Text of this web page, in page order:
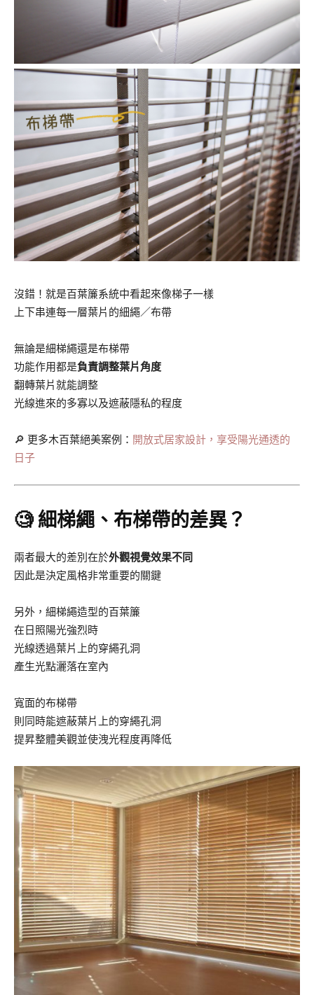
沒錯！就是百葉簾系統中看起來像梯子一樣
上下串連每一層葉片的細繩／布帶
無論是細梯繩還是布梯帶
功能作用都是負責調整葉片角度
翻轉葉片就能調整
光線進來的多寡以及遮蔽隱私的程度
🔎 更多木百葉絕美案例： 開放式居家設計，享受陽光通透的
日子
🧐 細梯繩、布梯帶的差異？
兩者最大的差別在於外觀視覺效果不同
因此是決定風格非常重要的關鍵
另外，細梯繩造型的百葉簾
在日照陽光強烈時
光線透過葉片上的穿繩孔洞
產生光點灑落在室內
寬面的布梯帶
則同時能遮蔽葉片上的穿繩孔洞
提昇整體美觀並使洩光程度再降低